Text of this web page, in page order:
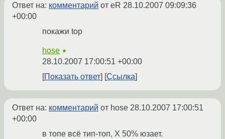
Ответ на: комментарий от eR 28.10.2007 09:09:36
+00:00
покажи top
hose ★
28.10.2007 17:00:51 +00:00
Показать ответ
Ссылка
Ответ на: комментарий от hose 28.10.2007 17:00:51
+00:00
в топе всё тип-топ, X 50% юзает.